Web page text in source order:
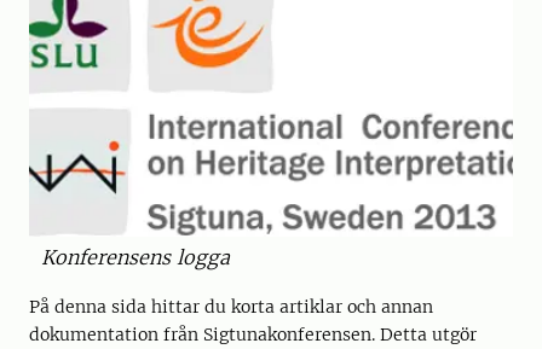
Konferensens logga
På denna sida hittar du korta artiklar och annan
dokumentation från Sigtunakonferensen. Detta utgör